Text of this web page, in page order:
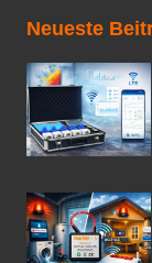
Neueste